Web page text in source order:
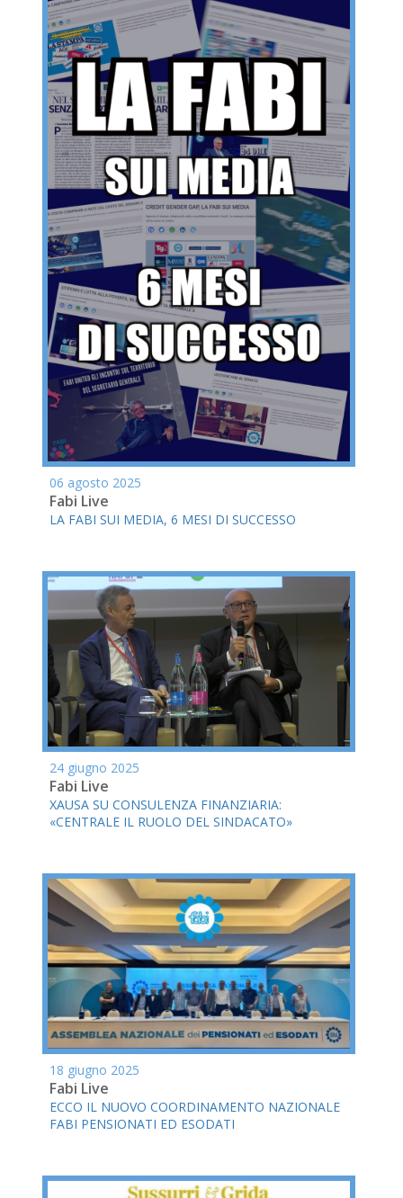
06 agosto 2025
Fabi Live
LA FABI SUI MEDIA, 6 MESI DI SUCCESSO
24 giugno 2025
Fabi Live
XAUSA SU CONSULENZA FINANZIARIA:
«CENTRALE IL RUOLO DEL SINDACATO»
18 giugno 2025
Fabi Live
ECCO IL NUOVO COORDINAMENTO NAZIONALE
FABI PENSIONATI ED ESODATI